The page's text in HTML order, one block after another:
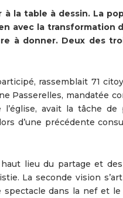
la table à dessin. La
avec la transformation
à donner. Deux des
rassemblait 71
Passerelles, mandatée
avait la tâche
d’une précédente
lieu du partage et
La seconde vision
dans la nef et